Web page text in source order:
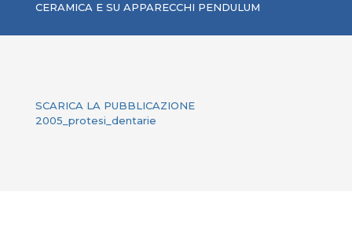
CERAMICA E SU APPARECCHI PENDULUM
SCARICA LA PUBBLICAZIONE
2005_protesi_dentarie